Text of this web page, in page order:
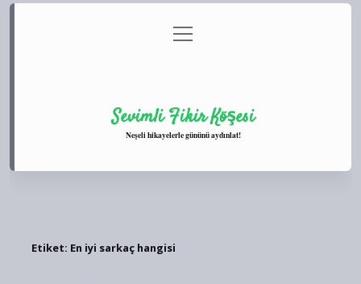
Gizlilik Politikası
menüyü
aç
Sevimli Fikir Köşesi
Neşeli hikayelerle gününü aydınlat!
Etiket: En iyi sarkaç hangisi